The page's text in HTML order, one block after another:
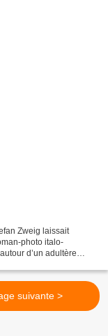
Zweig laissait
photo italo-
d’un adultère
suivante >